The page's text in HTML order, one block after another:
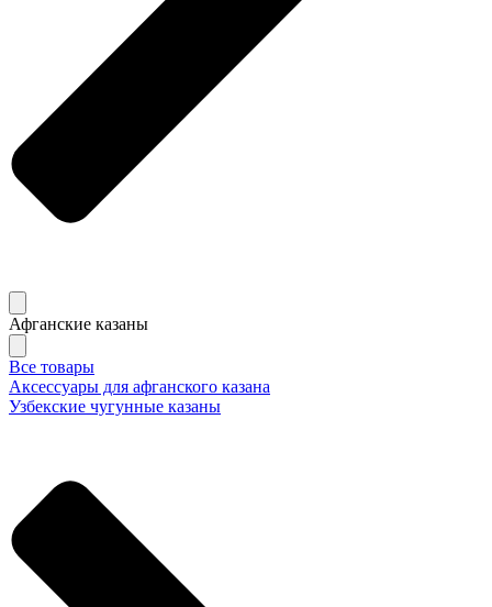
Афганские казаны
Все товары
Аксессуары для афганского казана
Узбекские чугунные казаны